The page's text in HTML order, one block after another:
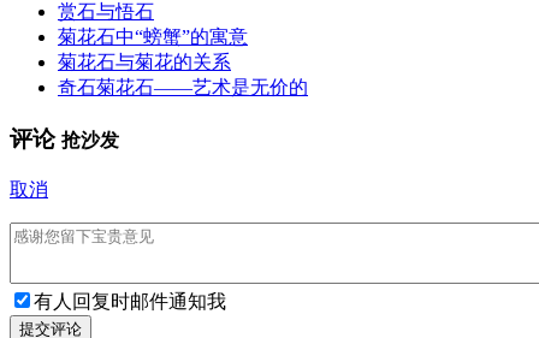
赏石与悟石
菊花石中“螃蟹”的寓意
菊花石与菊花的关系
奇石菊花石——艺术是无价的
评论 抢沙发
取消
有人回复时邮件通知我
提交评论